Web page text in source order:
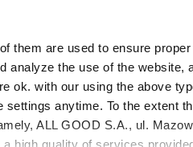
them are used to ensure
analyze the use of the website,
ok. with our using the above
settings anytime. To the extent
ALL GOOD S.A., ul.
high quality of services
Carter
koralowy
Fellow -
Move